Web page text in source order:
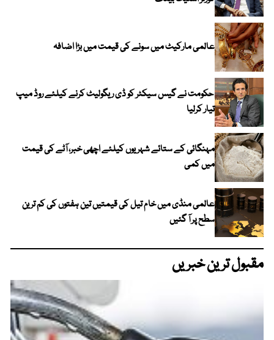
عالمی مارکیٹ میں سونے کی قیمت میں بڑا اضافہ
حکومت نے گیس سیکٹر کو ڈی ریگولیٹ کرنے کیلئے روڈ میپ
تیار کرلیا
مہنگائی کے ستائے شہریوں کیلئے اچھی خبر، آٹے کی قیمت
میں کمی
عالمی منڈی میں خام تیل کی قیمتیں تین ہفتوں کی کم ترین
سطح پر آ گئیں
مقبول ترین خبریں